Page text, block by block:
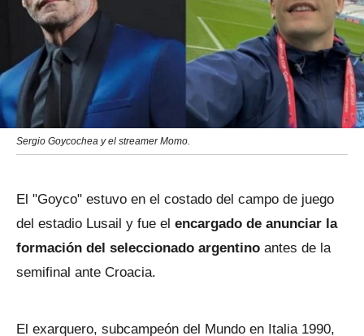
Sergio Goycochea y el streamer Momo.
El "Goyco" estuvo en el costado del campo de juego
del estadio Lusail y fue el encargado de anunciar la
formación del seleccionado argentino antes de la
semifinal ante Croacia.
El exarquero, subcampeón del Mundo en Italia 1990,